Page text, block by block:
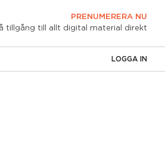
PRENUMERERA NU
tillgång till allt digital material direkt
LOGGA IN